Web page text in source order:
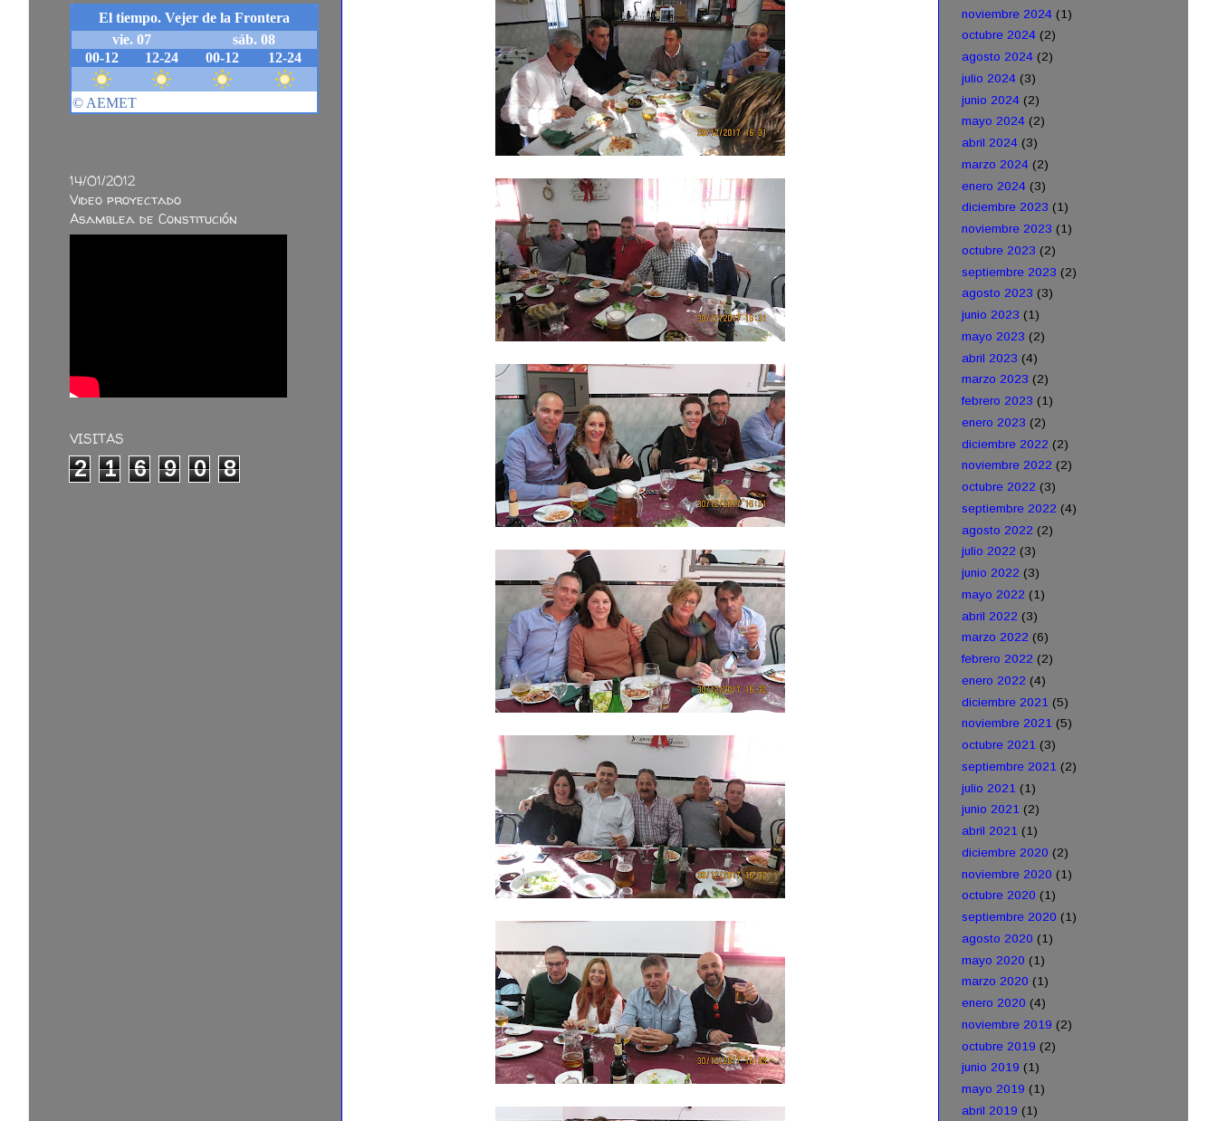
14/01/2012
Video proyectado
Asamblea de Constitución
VISITAS
2 1 6 9 0 8
noviembre 2024 (1)
octubre 2024 (2)
agosto 2024 (2)
julio 2024 (3)
junio 2024 (2)
mayo 2024 (2)
abril 2024 (3)
marzo 2024 (2)
enero 2024 (3)
diciembre 2023 (1)
noviembre 2023 (1)
octubre 2023 (2)
septiembre 2023 (2)
agosto 2023 (3)
junio 2023 (1)
mayo 2023 (2)
abril 2023 (4)
marzo 2023 (2)
febrero 2023 (1)
enero 2023 (2)
diciembre 2022 (2)
noviembre 2022 (2)
octubre 2022 (3)
septiembre 2022 (4)
agosto 2022 (2)
julio 2022 (3)
junio 2022 (3)
mayo 2022 (1)
abril 2022 (3)
marzo 2022 (6)
febrero 2022 (2)
enero 2022 (4)
diciembre 2021 (5)
noviembre 2021 (5)
octubre 2021 (3)
septiembre 2021 (2)
julio 2021 (1)
junio 2021 (2)
abril 2021 (1)
diciembre 2020 (2)
noviembre 2020 (1)
octubre 2020 (1)
septiembre 2020 (1)
agosto 2020 (1)
mayo 2020 (1)
marzo 2020 (1)
enero 2020 (4)
noviembre 2019 (2)
octubre 2019 (2)
junio 2019 (1)
mayo 2019 (1)
abril 2019 (1)